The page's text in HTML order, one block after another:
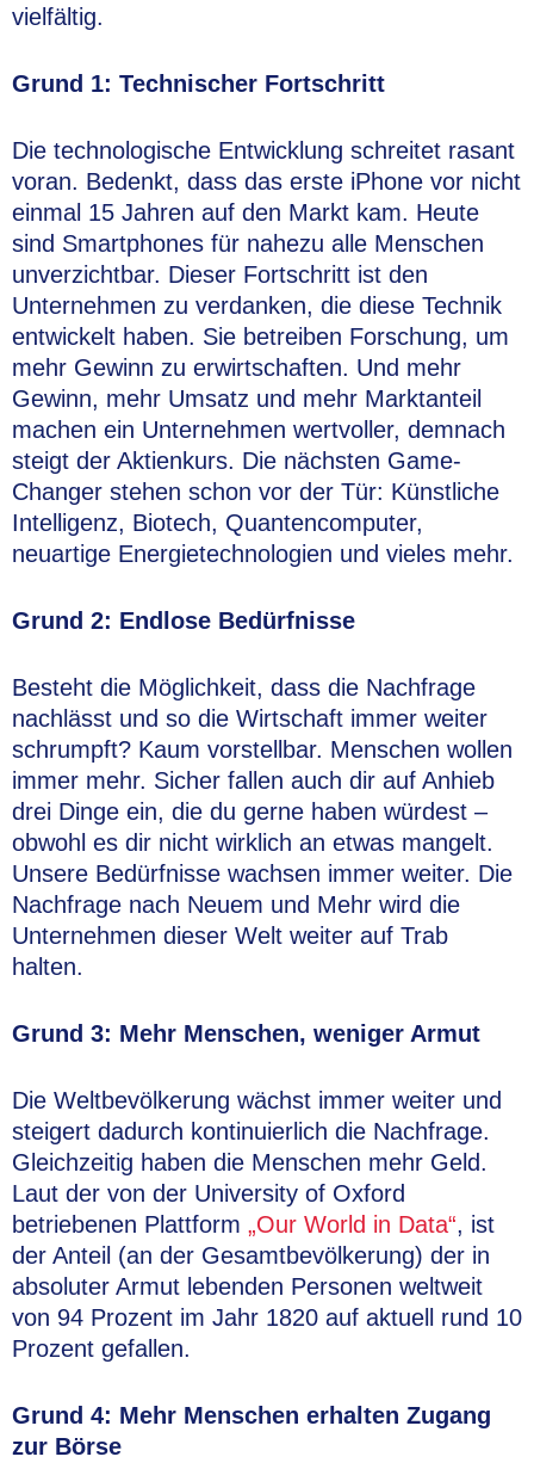
vielfältig.
Grund 1: Technischer Fortschritt
Die technologische Entwicklung schreitet rasant
voran. Bedenkt, dass das erste iPhone vor nicht
einmal 15 Jahren auf den Markt kam. Heute
sind Smartphones für nahezu alle Menschen
unverzichtbar. Dieser Fortschritt ist den
Unternehmen zu verdanken, die diese Technik
entwickelt haben. Sie betreiben Forschung, um
mehr Gewinn zu erwirtschaften. Und mehr
Gewinn, mehr Umsatz und mehr Marktanteil
machen ein Unternehmen wertvoller, demnach
steigt der Aktienkurs. Die nächsten Game-
Changer stehen schon vor der Tür: Künstliche
Intelligenz, Biotech, Quantencomputer,
neuartige Energietechnologien und vieles mehr.
Grund 2: Endlose Bedürfnisse
Besteht die Möglichkeit, dass die Nachfrage
nachlässt und so die Wirtschaft immer weiter
schrumpft? Kaum vorstellbar. Menschen wollen
immer mehr. Sicher fallen auch dir auf Anhieb
drei Dinge ein, die du gerne haben würdest –
obwohl es dir nicht wirklich an etwas mangelt.
Unsere Bedürfnisse wachsen immer weiter. Die
Nachfrage nach Neuem und Mehr wird die
Unternehmen dieser Welt weiter auf Trab
halten.
Grund 3: Mehr Menschen, weniger Armut
Die Weltbevölkerung wächst immer weiter und
steigert dadurch kontinuierlich die Nachfrage.
Gleichzeitig haben die Menschen mehr Geld.
Laut der von der University of Oxford
betriebenen Plattform „Our World in Data“, ist
der Anteil (an der Gesamtbevölkerung) der in
absoluter Armut lebenden Personen weltweit
von 94 Prozent im Jahr 1820 auf aktuell rund 10
Prozent gefallen.
Grund 4: Mehr Menschen erhalten Zugang
zur Börse